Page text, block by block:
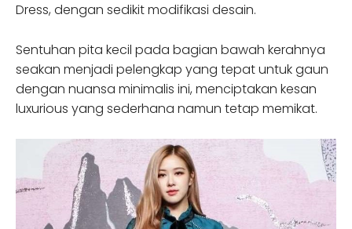
Dress, dengan sedikit modifikasi desain.
Sentuhan pita kecil pada bagian bawah kerahnya
seakan menjadi pelengkap yang tepat untuk gaun
dengan nuansa minimalis ini, menciptakan kesan
luxurious yang sederhana namun tetap memikat.